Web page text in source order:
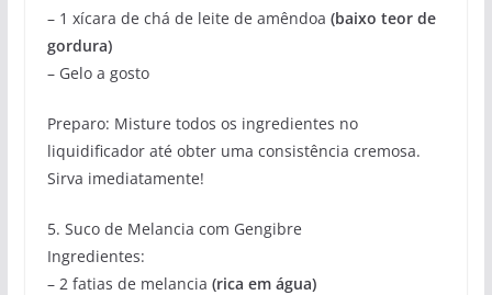
– 1 xícara de chá de leite de amêndoa (baixo teor de
gordura)
– Gelo a gosto
Preparo: Misture todos os ingredientes no
liquidificador até obter uma consistência cremosa.
Sirva imediatamente!
5. Suco de Melancia com Gengibre
Ingredientes:
– 2 fatias de melancia (rica em água)